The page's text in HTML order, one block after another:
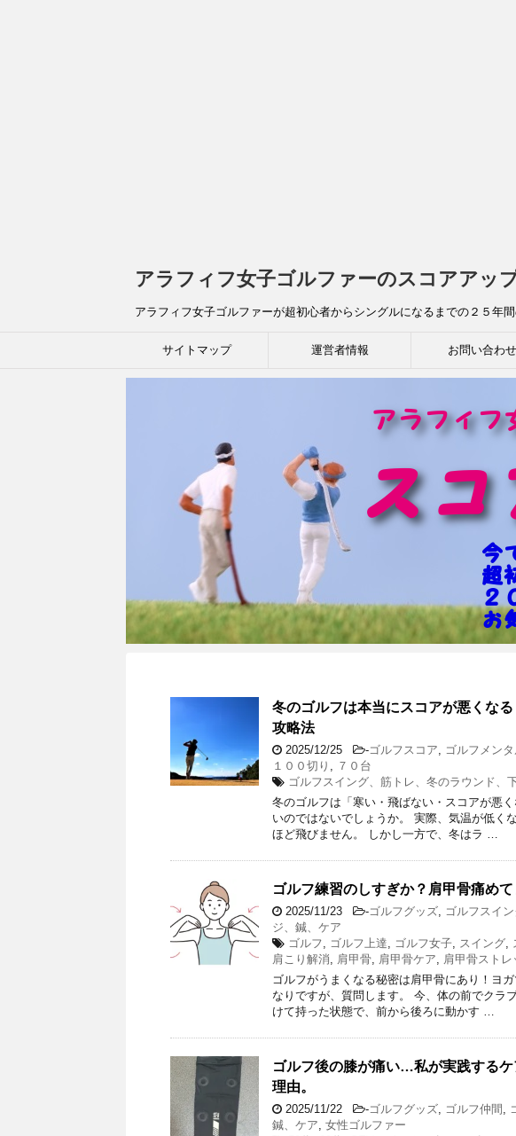
アラフィフ女子ゴルファーのスコアアッ
アラフィフ女子ゴルファーが超初心者からシングルになるまでの２５年
サイトマップ 運営者情報 お問い合わせ
冬のゴルフは本当にスコアが悪くな
攻略法
2025/12/25 -ゴルフスコア, ゴルフメン
１００切り , ７０台
ゴルフスイング、筋トレ、冬のラウンド、
冬のゴルフは「寒い・飛ばない・スコアが悪
いのではないでしょうか。 実際、気温が低く
ほど飛びません。 しかし一方で、冬はラ …
ゴルフ練習のしすぎか？肩甲骨痛めて
2025/11/23 -ゴルフグッズ, ゴルフスイ
ジ、鍼、ケア
ゴルフ, ゴルフ上達, ゴルフ女子, スイング,
肩こり解消, 肩甲骨, 肩甲骨ケア, 肩甲骨ストレ
ゴルフがうまくなる秘密は肩甲骨にあり！ヨ
なりですが、質問します。 今、体の前でクラ
けて持った状態で、前から後ろに動かす …
ゴルフ後の膝が痛い…私が実践する
理由。
2025/11/22 -ゴルフグッズ, ゴルフ仲間 ,
鍼、ケア, 女性ゴルファー